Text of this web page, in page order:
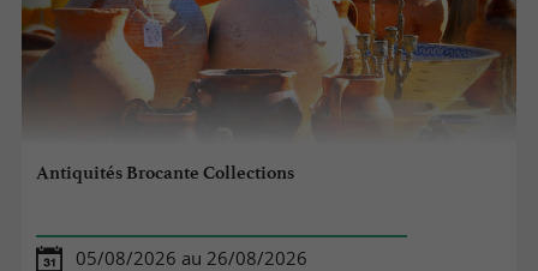
Antiquités Brocante Collections
05/08/2026 au 26/08/2026